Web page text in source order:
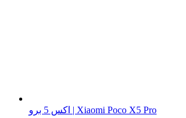
اكس 5 برو | Xiaomi Poco X5 Pro